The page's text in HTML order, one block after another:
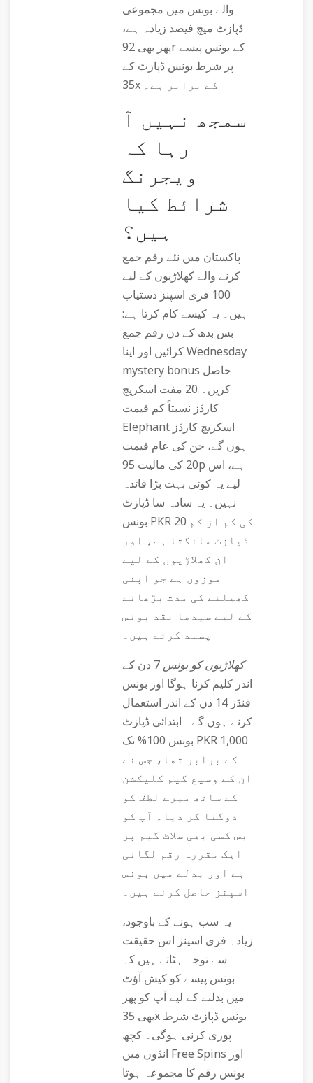
والے بونس میں مجموعی
ڈپازٹ میچ فیصد زیادہ ہے،
پھر بھی 92r کے بونس پیسے
پر شرط بونس ڈپازٹ کے
35x کے برابر ہے۔
سمجھ نہیں آ
رہا کہ
ویجرنگ
شرائط کیا
ہیں؟
پاکستان میں نئے رقم جمع
کرنے والے کھلاڑیوں کے لیے
100 فری اسپنز دستیاب
ہیں۔ یہ کیسے کام کرتا ہے:
بس بدھ کے دن رقم جمع
کرائیں اور اپنا Wednesday
mystery bonus حاصل
کریں۔ 20 مفت اسکریچ
کارڈز نسبتاً کم قیمت
Elephant اسکریچ کارڈز
ہوں گے، جن کی عام قیمت
20 کی مالیت 95p ہے، اس
لیے یہ کوئی بہت بڑا فائدہ
نہیں۔ یہ سادہ سا ڈپازٹ
بونس PKR 20 کی کم از کم
ڈپازٹ مانگتا ہے، اور
ان کھلاڑیوں کے لیے
موزوں ہے جو اپنی
کھیلنے کی مدت بڑھانے
کے لیے سیدھا نقد بونس
پسند کرتے ہیں۔
کھلاڑیوں کو بونس
7 دن کے
اندر کلیم کرنا ہوگا اور بونس
فنڈز 14 دن کے اندر استعمال
کرنے ہوں گے۔ ابتدائی ڈپازٹ
بونس 100% تک PKR 1,000
کے برابر تھا، جس نے
ان کے وسیع گیم کلیکشن
کے ساتھ میرے لطف کو
دوگنا کر دیا۔ آپ کو
بس کسی بھی سلاٹ گیم پر
ایک مقررہ رقم لگانی
ہے اور بدلے میں بونس
اسپنز حاصل کرنے ہیں۔
یہ سب ہونے کے باوجود،
زیادہ فری اسپنز اس حقیقت
سے توجہ ہٹاتے ہیں کہ
بونس پیسے کو کیش آؤٹ
میں بدلنے کے لیے آپ کو پھر
بھی 35x بونس ڈپازٹ شرط
پوری کرنی ہوگی۔ کچھ
انڈوں میں Free Spins اور
بونس رقم کا مجموعہ ہوتا